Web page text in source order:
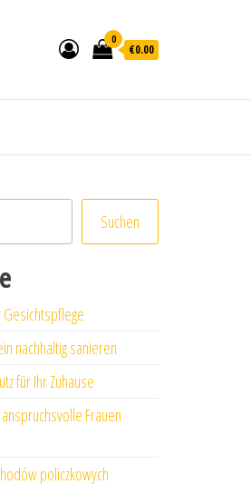
0
€0.00
Suchen
nachhaltig sanieren
für Ihr Zuhause
Frauen
policzkowych